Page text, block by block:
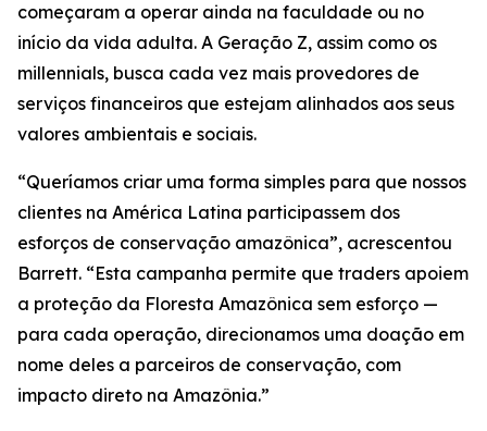
começaram a operar ainda na faculdade ou no
início da vida adulta. A Geração Z, assim como os
millennials, busca cada vez mais provedores de
serviços financeiros que estejam alinhados aos seus
valores ambientais e sociais.
“Queríamos criar uma forma simples para que nossos
clientes na América Latina participassem dos
esforços de conservação amazônica”, acrescentou
Barrett. “Esta campanha permite que traders apoiem
a proteção da Floresta Amazônica sem esforço —
para cada operação, direcionamos uma doação em
nome deles a parceiros de conservação, com
impacto direto na Amazônia.”